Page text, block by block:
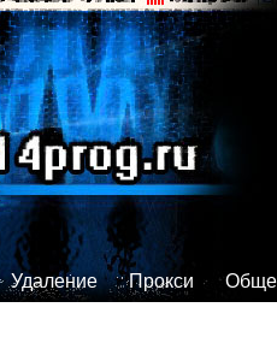
Удаление Прокси